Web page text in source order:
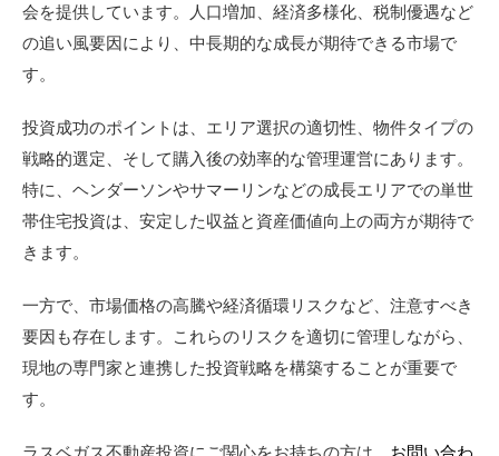
会を提供しています。人口増加、経済多様化、税制優遇など
の追い風要因により、中長期的な成長が期待できる市場で
す。
投資成功のポイントは、エリア選択の適切性、物件タイプの
戦略的選定、そして購入後の効率的な管理運営にあります。
特に、ヘンダーソンやサマーリンなどの成長エリアでの単世
帯住宅投資は、安定した収益と資産価値向上の両方が期待で
きます。
一方で、市場価格の高騰や経済循環リスクなど、注意すべき
要因も存在します。これらのリスクを適切に管理しながら、
現地の専門家と連携した投資戦略を構築することが重要で
す。
ラスベガス不動産投資にご関心をお持ちの方は、 お問い合わ